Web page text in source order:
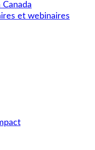
Canada
et webinaires